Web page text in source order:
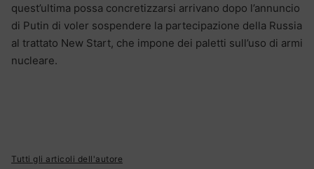
quest’ultima possa concretizzarsi arrivano dopo l’annuncio
di Putin di voler sospendere la partecipazione della Russia
al trattato New Start, che impone dei paletti sull’uso di armi
nucleare.
Tutti gli articoli dell'autore